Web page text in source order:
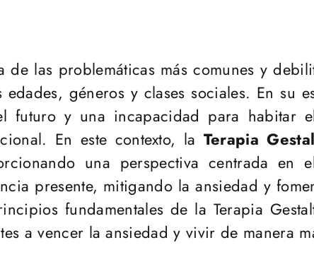
las problemáticas más comunes y
géneros y clases sociales. En su
futuro y una incapacidad para habitar
En este contexto, la Terapia
una perspectiva centrada
presente, mitigando la ansiedad y
fundamentales de la Terapia
a vencer la ansiedad y vivir de manera